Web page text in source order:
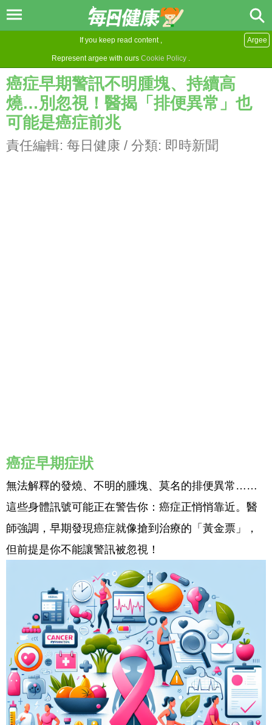
If you keep read content ,
Represent argee with ours Cookie Policy .
Argee
癌症早期警訊不明腫塊、持續高
燒…別忽視！醫揭「排便異常」也
可能是癌症前兆
責任編輯: 每日健康 / 分類: 即時新聞
癌症早期症狀
無法解釋的發燒、不明的腫塊、莫名的排便異常……
這些身體訊號可能正在警告你：癌症正悄悄靠近。醫
師強調，早期發現癌症就像搶到治療的「黃金票」，
但前提是你不能讓警訊被忽視！